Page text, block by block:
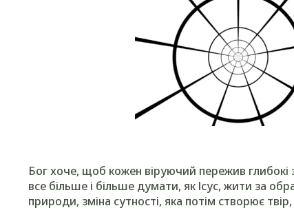
Бог хоче, щоб кожен віруючий пережив глибокі
все більше і більше думати, як Ісус, жити за
природи, зміна сутності, яка потім створює